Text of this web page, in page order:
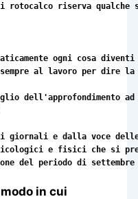
rotocalco riserva
ogni cosa
al lavoro per dire
dell'approfondimento
giornali e dalla voce
e fisici che si
del periodo di
in cui